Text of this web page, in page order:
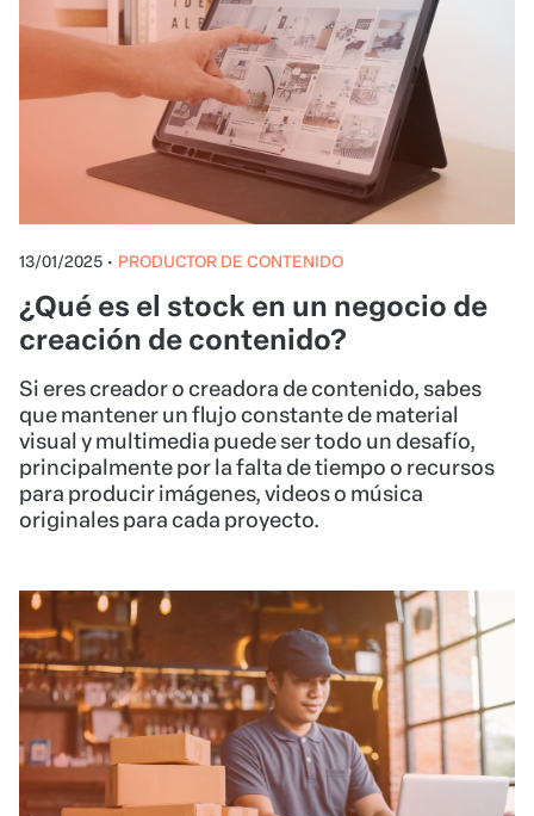
13/01/2025 • PRODUCTOR DE CONTENIDO
¿Qué es el stock en un negocio de
creación de contenido?
Si eres creador o creadora de contenido, sabes
que mantener un flujo constante de material
visual y multimedia puede ser todo un desafío,
principalmente por la falta de tiempo o recursos
para producir imágenes, videos o música
originales para cada proyecto.